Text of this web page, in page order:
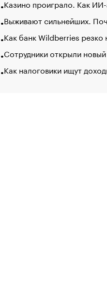
Казино проиграло. Как
Выживают сильнейших.
Как банк Wildberries резко
Сотрудники открыли
Как налоговики ищут